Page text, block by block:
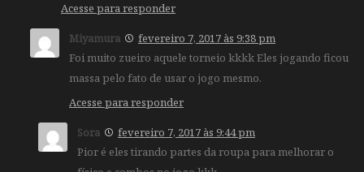
Acesse para responder
Miyamura
fevereiro 7, 2017 às 9:38 pm
Foi muito zueiro aquele torneio kkkk Eles jogando ficou
massa pelo fato de usar o jogo mesmo.
Acesse para responder
Sora
fevereiro 7, 2017 às 9:44 pm
Pior é eles tirando partes da roupa para melhorar o